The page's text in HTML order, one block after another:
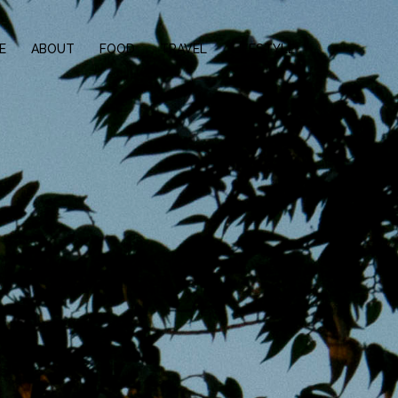
ABOUT FOOD TRAVEL LIFESTYLE